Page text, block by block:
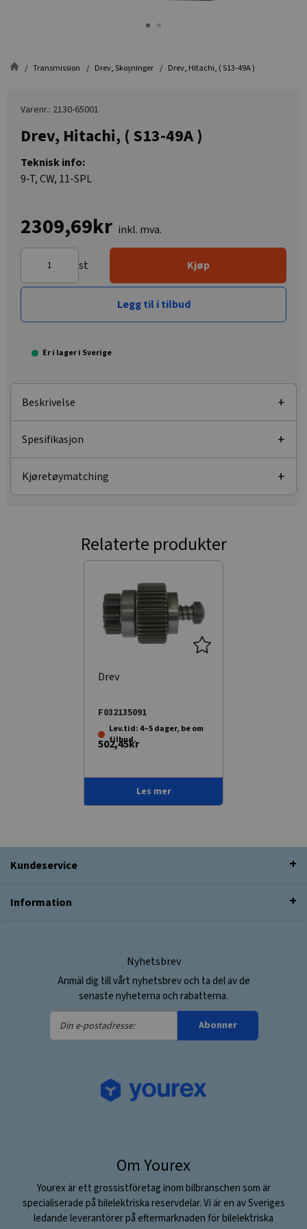
Transmission Drev, Skoșninger Drev, Hitachi, ( S13-49A )
Varenr.: 2130-65001
Drev, Hitachi, ( S13-49A )
Teknisk info:
9-T, CW, 11-SPL
2309,69kr inkl. mva.
st Kjøp
Legg til i tilbud
Er i lager i Sverige
Beskrivelse
Spesifikasjon
Kjøretøymatching
Relaterte produkter
Drev
F032135091
Lev.tid: 4–5 dager, be om
tilbud.
502,45kr
Les mer
Kundeservice
Information
Nyhetsbrev
Anmäl dig till vårt nyhetsbrev och ta del av de
senaste nyheterna och rabatterna.
Din
e-
Abonner
Om Yourex
Yourex är ett grossistföretag inom bilbranschen som är
specialiserade på bilelektriska reservdelar. Vi är en av Sveriges
ledande leverantörer på eftermarknaden för bilelektriska